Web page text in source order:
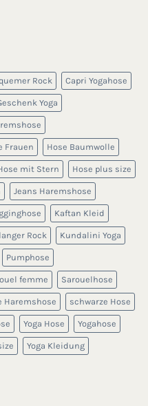
Rock Capri Yogahose
Yoga
Frauen Hose Baumwolle
mit Stern Hose plus size
Jeans Haremshose
Kaftan Kleid
Rock Kundalini Yoga
Pumphose
femme Sarouelhose
Haremshose schwarze Hose
Yoga Hose Yogahose
Yoga Kleidung